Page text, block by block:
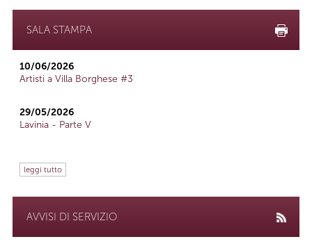
SALA STAMPA
10/06/2026
Artisti a Villa Borghese #3
29/05/2026
Lavinia - Parte V
leggi tutto
AVVISI DI SERVIZIO